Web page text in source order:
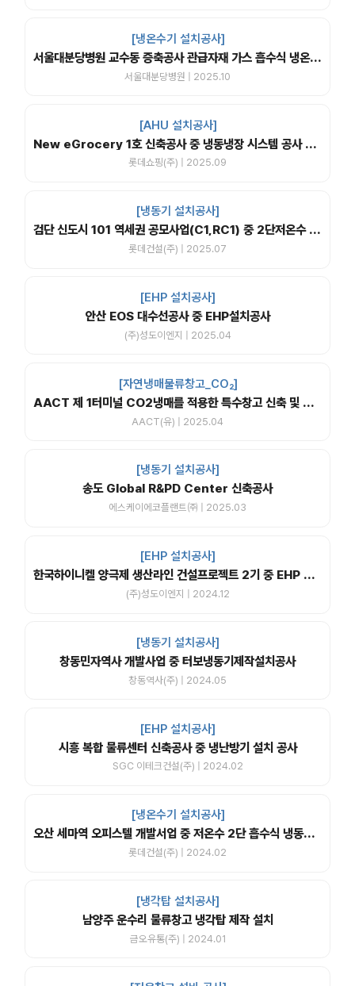
[냉온수기 설치공사]
서울대분당병원 교수동 증축공사 관급자재 가스 흡수식 냉온수기
서울대분당병원 | 2025.10
[AHU 설치공사]
New eGrocery 1호 신축공사 중 냉동냉장 시스템 공사 중 EHP, 제습공조기 설치 공사
롯데쇼핑(주) | 2025.09
[냉동기 설치공사]
검단 신도시 101 역세권 공모사업(C1,RC1) 중 2단저온수 흡수식냉동기 제작설치
롯데건설(주) | 2025.07
[EHP 설치공사]
안산 EOS 대수선공사 중 EHP설치공사
(주)성도이엔지 | 2025.04
[자연냉매물류창고_CO₂]
AACT 제 1터미널 CO2냉매를 적용한 특수창고 신축 및 교체공사
AACT(유) | 2025.04
[냉동기 설치공사]
송도 Global R&PD Center 신축공사
에스케이에코플랜트㈜ | 2025.03
[EHP 설치공사]
한국하이니켈 양극제 생산라인 건설프로젝트 2기 중 EHP 실외기, 실내기 및 ERV,PAC 납품 설치공사
(주)성도이엔지 | 2024.12
[냉동기 설치공사]
창동민자역사 개발사업 중 터보냉동기제작설치공사
창동역사(주) | 2024.05
[EHP 설치공사]
시흥 복합 물류센터 신축공사 중 냉난방기 설치 공사
SGC 이테크건설(주) | 2024.02
[냉온수기 설치공사]
오산 세마역 오피스텔 개발서업 중 저온수 2단 흡수식 냉동기 납품
롯데건설(주) | 2024.02
[냉각탑 설치공사]
남양주 운수리 물류창고 냉각탑 제작 설치
금오유통(주) | 2024.01